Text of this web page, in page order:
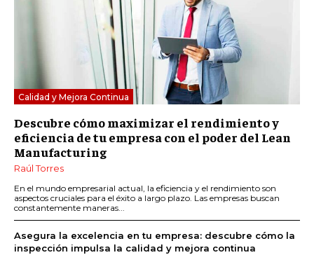
Calidad y Mejora Continua
Descubre cómo maximizar el rendimiento y
eficiencia de tu empresa con el poder del Lean
Manufacturing
Raúl Torres
En el mundo empresarial actual, la eficiencia y el rendimiento son
aspectos cruciales para el éxito a largo plazo. Las empresas buscan
constantemente maneras...
Asegura la excelencia en tu empresa: descubre cómo la
inspección impulsa la calidad y mejora continua